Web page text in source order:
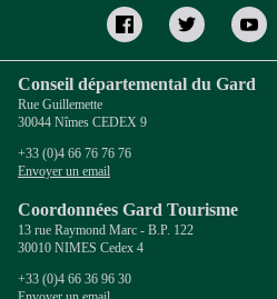
Conseil départemental du Gard
Rue Guillemette
30044 Nîmes CEDEX 9
+33 (0)4 66 76 76 76
Envoyer un email
Coordonnées Gard Tourisme
13 rue Raymond Marc - B.P. 122
30010 NIMES Cedex 4
+33 (0)4 66 36 96 30